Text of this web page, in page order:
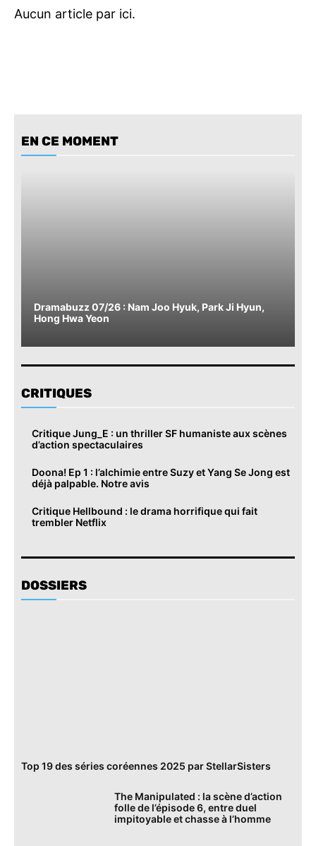
EN CE MOMENT
Dramabuzz 07/26 : Nam Joo Hyuk, Park Ji Hyun,
Hong Hwa Yeon
CRITIQUES
Critique Jung_E : un thriller SF humaniste aux scènes
d’action spectaculaires
Doona! Ep 1 : l’alchimie entre Suzy et Yang Se Jong est
déjà palpable. Notre avis
Critique Hellbound : le drama horrifique qui fait
trembler Netflix
DOSSIERS
Top 19 des séries coréennes 2025 par StellarSisters
The Manipulated : la scène d’action
folle de l’épisode 6, entre duel
impitoyable et chasse à l’homme